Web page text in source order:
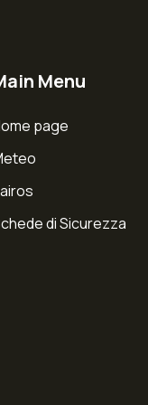
Menu
page
di Sicurezza